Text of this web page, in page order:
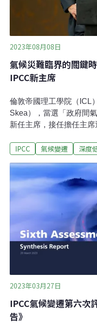
2023年08月08日
氣候災難臨界的關鍵
IPCC新主席
倫敦帝國理工學院（ICL
Skea），當選「政府間
新任主席，接任擔任主
1988年由世界氣象組織
基礎、影響、風險評估
評估報告，作為政府政策
候談判的重要基礎。史
堡大學物理學學位後，
1981年，他在美國卡內
究新興能源和環境政策
他在IPCC成立後不久就
IPCC第三工作小組的聯
IPCC 氣候變遷 深度
2023年03月27日
IPCC氣候變遷第六次
告》